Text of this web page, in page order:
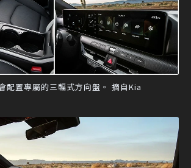
配置專屬的三輻式方向盤。 摘自Kia